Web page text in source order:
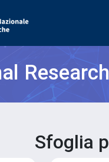
Sfoglia